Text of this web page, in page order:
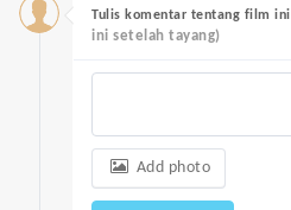
Tulis komentar tentang film ini
ini setelah tayang)
Add photo